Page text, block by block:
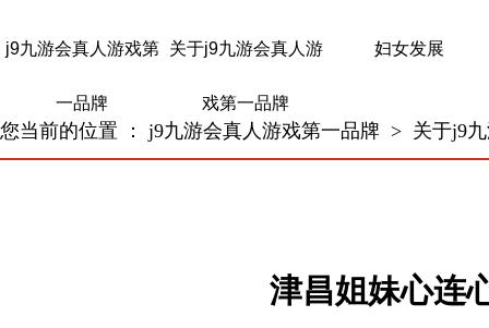
j9九游会真人游戏第
一品牌
关于j9九游会真人游
戏第一品牌
妇女发展
您当前的位置 ： j9九游会真人游戏第一品牌 > 关于j9
津昌姐妹心连